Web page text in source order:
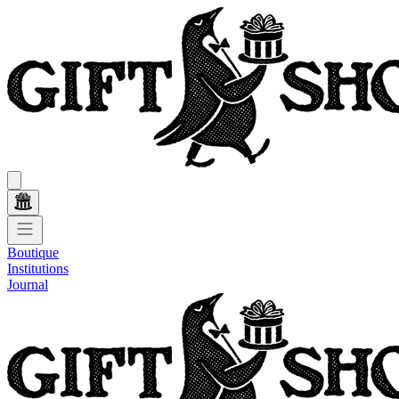
Boutique
Institutions
Journal